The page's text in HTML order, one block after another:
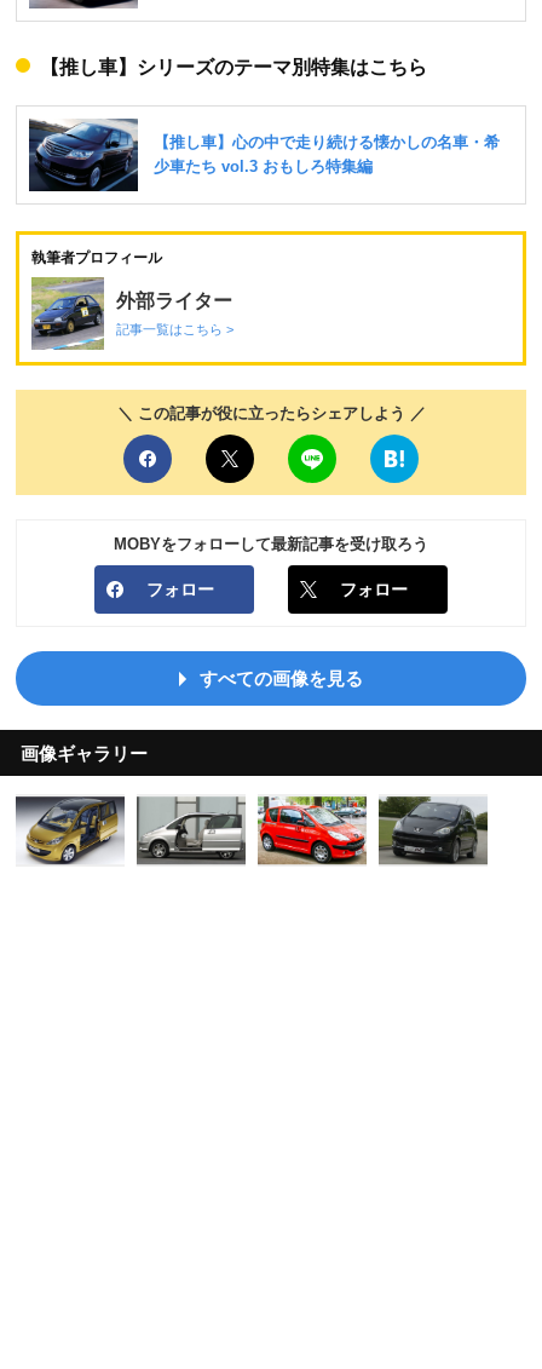
【推し車】シリーズのテーマ別特集はこちら
執筆者プロフィール
外部ライター
記事一覧はこちら >
＼ この記事が役に立ったらシェアしよう ／
MOBYをフォローして最新記事を受け取ろう
フォロー フォロー
すべての画像を見る
画像ギャラリー